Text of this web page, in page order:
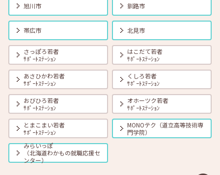
2025年04月01日(火) セミナー 在職者 学生 求職者
【オンライン】4月24日（木）こころの健康セルフケア 14:00～
14:30
2025年04月01日(火) 在職者 学生 求職者
【札幌・対面】4月25日（金）面接力UP！本番で役立つ面接練習
14:00～14:45
2025年04月01日(火)
【帯広・対面】4月30日（水）就勝塾「会話力アップ～こんな時のビジ
ネス会話～」11:00～11:40
2025年04月01日(火)
【学生 就活応援！セミナー開催のお知らせ】
旭川市 釧路市
帯広市 北見市
さっぽろ若者
ｻﾎﾟｰﾄｽﾃｰｼｮﾝ
はこだて若者
ｻﾎﾟｰﾄｽﾃｰｼｮﾝ
あさひかわ若者
ｻﾎﾟｰﾄｽﾃｰｼｮﾝ
くしろ若者
ｻﾎﾟｰﾄｽﾃｰｼｮﾝ
おびひろ若者
ｻﾎﾟｰﾄｽﾃｰｼｮﾝ
オホーツク若者
ｻﾎﾟｰﾄｽﾃｰｼｮﾝ
とまこまい若者
ｻﾎﾟｰﾄｽﾃｰｼｮﾝ
MONOテク（道立高等技術専
門学院）
みらいっぽ
（北海道わかもの就職応援セ
ンター）